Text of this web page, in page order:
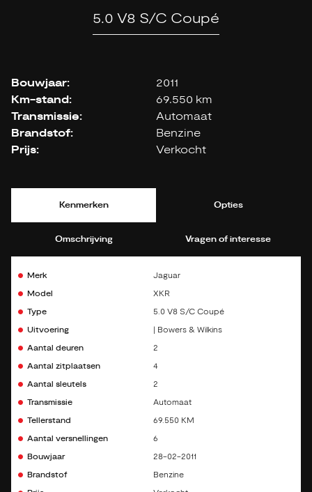
5.0 V8 S/C Coupé
Bouwjaar: 2011
Km-stand: 69.550 km
Transmissie: Automaat
Brandstof: Benzine
Prijs: Verkocht
Kenmerken Opties
Omschrijving Vragen of interesse
Merk Jaguar
Model XKR
Type 5.0 V8 S/C Coupé
Uitvoering | Bowers & Wilkins
Aantal deuren 2
Aantal zitplaatsen 4
Aantal sleutels 2
Transmissie Automaat
Tellerstand 69.550 KM
Aantal versnellingen 6
Bouwjaar 28-02-2011
Brandstof Benzine